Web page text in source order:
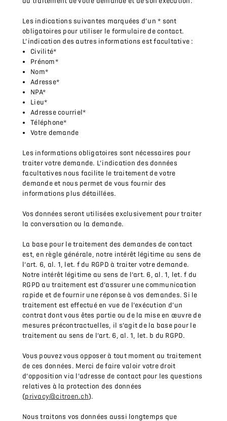
Les indications suivantes marquées d’un * sont
obligatoires pour utiliser le formulaire de contact.
L’indication des autres informations est facultative :
Civilité*
Prénom*
Nom*
Adresse*
NPA*
Lieu*
Adresse courriel*
Téléphone*
Votre demande
Les informations obligatoires sont nécessaires pour
traiter votre demande. L’indication des données
facultatives nous facilite le traitement de votre
demande et nous permet de vous fournir des
informations plus détaillées.
Vos données seront utilisées exclusivement pour traiter
la conversation ou la demande.
La base pour le traitement des demandes de contact
est, en règle générale, notre intérêt légitime au sens de
l’art. 6, al. 1, let. f du RGPD à traiter votre demande.
Notre intérêt légitime au sens de l’art. 6, al. 1, let. f du
RGPD au traitement est d’assurer une communication
rapide et de fournir une réponse à vos demandes. Si le
traitement est effectué en vue de l’exécution d’un
contrat dont vous êtes partie ou de la mise en œuvre de
mesures précontractuelles, il s’agit de la base pour le
traitement au sens de l’art. 6, al. 1, let. b du RGPD.
Vous pouvez vous opposer à tout moment au traitement
de ces données. Merci de faire valoir votre droit
d’opposition via l’adresse de contact pour les questions
relatives à la protection des données
(privacy@citroen.ch).
Nous traitons vos données aussi longtemps que